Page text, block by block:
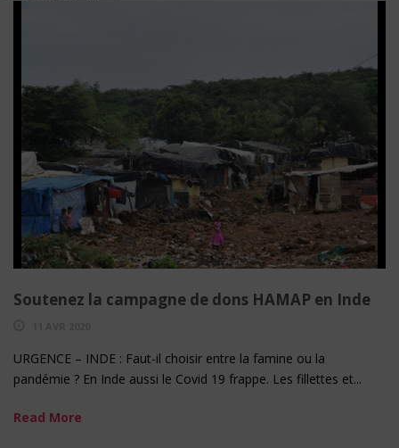
Soutenez la campagne de dons HAMAP en Inde
URGENCE – INDE : Faut-il choisir entre la famine ou la
pandémie ? En Inde aussi le Covid 19 frappe. Les fillettes et...
Read More